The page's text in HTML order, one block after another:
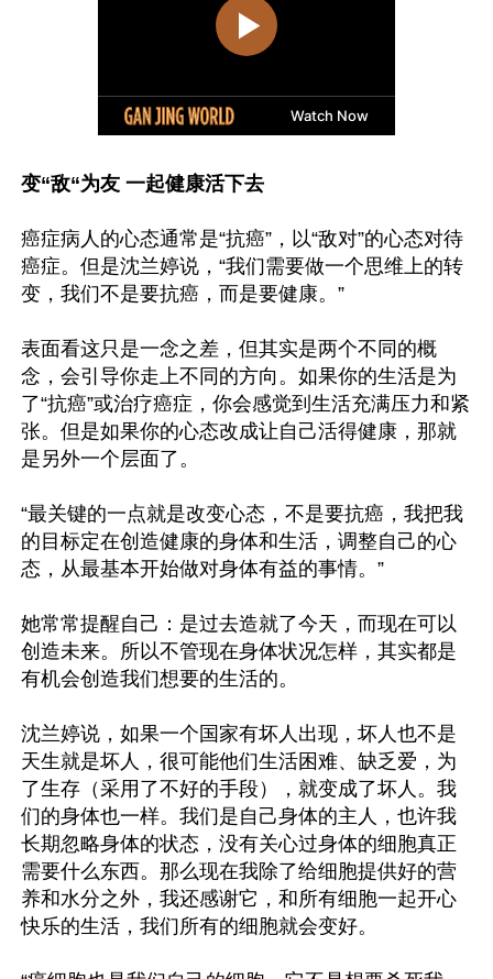
变“敌“为友 一起健康活下去
癌症病人的心态通常是“抗癌”，以“敌对”的心态对待
癌症。但是沈兰婷说，“我们需要做一个思维上的转
变，我们不是要抗癌，而是要健康。”
表面看这只是一念之差，但其实是两个不同的概
念，会引导你走上不同的方向。如果你的生活是为
了“抗癌”或治疗癌症，你会感觉到生活充满压力和紧
张。但是如果你的心态改成让自己活得健康，那就
是另外一个层面了。
“最关键的一点就是改变心态，不是要抗癌，我把我
的目标定在创造健康的身体和生活，调整自己的心
态，从最基本开始做对身体有益的事情。”
她常常提醒自己：是过去造就了今天，而现在可以
创造未来。所以不管现在身体状况怎样，其实都是
有机会创造我们想要的生活的。
沈兰婷说，如果一个国家有坏人出现，坏人也不是
天生就是坏人，很可能他们生活困难、缺乏爱，为
了生存（采用了不好的手段），就变成了坏人。我
们的身体也一样。我们是自己身体的主人，也许我
长期忽略身体的状态，没有关心过身体的细胞真正
需要什么东西。那么现在我除了给细胞提供好的营
养和水分之外，我还感谢它，和所有细胞一起开心
快乐的生活，我们所有的细胞就会变好。